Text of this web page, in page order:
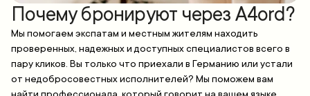
Почему бронируют через A4ord?
Мы помогаем экспатам и местным жителям находить
проверенных, надежных и доступных специалистов всего в
пару кликов. Вы только что приехали в Германию или устали
от недобросовестных исполнителей? Мы поможем вам